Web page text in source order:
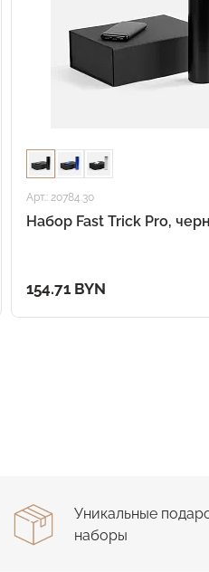
Арт.: 20784.30
Набор Fast Trick Pro,
154.71 BYN
Уникальные
наборы